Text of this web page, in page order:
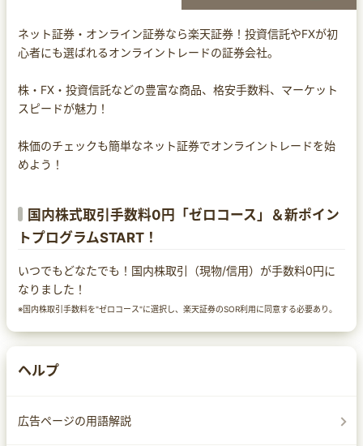
ネット証券・オンライン証券なら楽天証券！投資信託やFXが初
心者にも選ばれるオンライントレードの証券会社。
株・FX・投資信託などの豊富な商品、格安手数料、マーケット
スピードが魅力！
株価のチェックも簡単なネット証券でオンライントレードを始
めよう！
国内株式取引手数料0円「ゼロコース」＆新ポイン
トプログラムSTART！
いつでもどなたでも！国内株取引（現物/信用）が手数料0円に
なりました！
※国内株取引手数料を"ゼロコース"に選択し、楽天証券のSOR利用に同意する必要あり。
ヘルプ
広告ページの用語解説